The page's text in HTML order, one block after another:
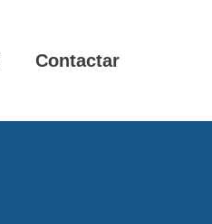
Contactar